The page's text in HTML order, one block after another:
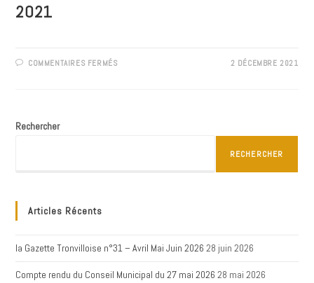
2021
COMMENTAIRES FERMÉSSUR 2 DÉCEMBRE 2021
Rechercher
RECHERCHER
Articles Récents
la Gazette Tronvilloise n°31 – Avril Mai Juin 2026 28 juin 2026
Compte rendu du Conseil Municipal du 27 mai 2026 28 mai 2026